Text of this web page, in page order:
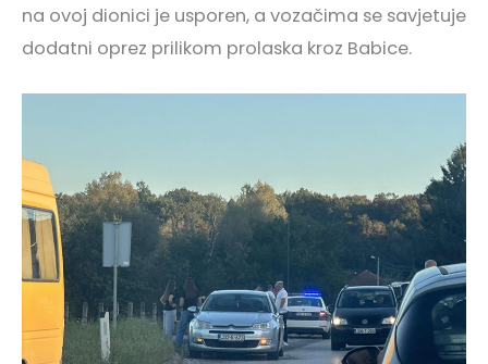
na ovoj dionici je usporen, a vozačima se savjetuje
dodatni oprez prilikom prolaska kroz Babice.